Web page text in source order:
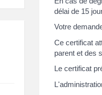
délai de 15
Votre
Ce certificat
parent et des
Le certificat